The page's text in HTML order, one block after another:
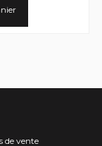
de vente